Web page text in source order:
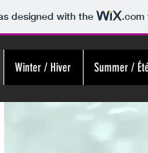
designed with the .com
Winter / Hiver Summer /